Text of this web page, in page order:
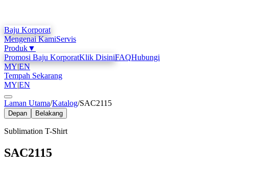
Baju Korporat
Mengenai KamiServis
Produk▼
Promosi Baju KorporatKlik DisiniFAQHubungi
MY|EN
Tempah Sekarang
MY|EN
Laman Utama/Katalog/SAC2115
Depan Belakang
Sublimation T-Shirt
SAC2115